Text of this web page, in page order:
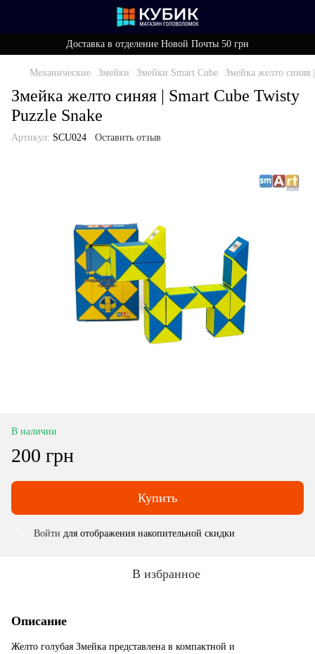
Доставка в отделение Новой Почты 50 грн
Механические Змейки Змейки Smart Cube Змейка желто синяя
Змейка желто синяя | Smart Cube Twisty
Puzzle Snake
Артикул: SCU024 Оставить отзыв
В наличии
200 грн
Купить
Войти для отображения накопительной скидки
В избранное
Описание
Желто голубая Змейка представлена в компактной и